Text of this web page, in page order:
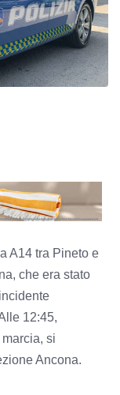
A14 tra Pineto e
che era stato
12:45,
si
Ancona.